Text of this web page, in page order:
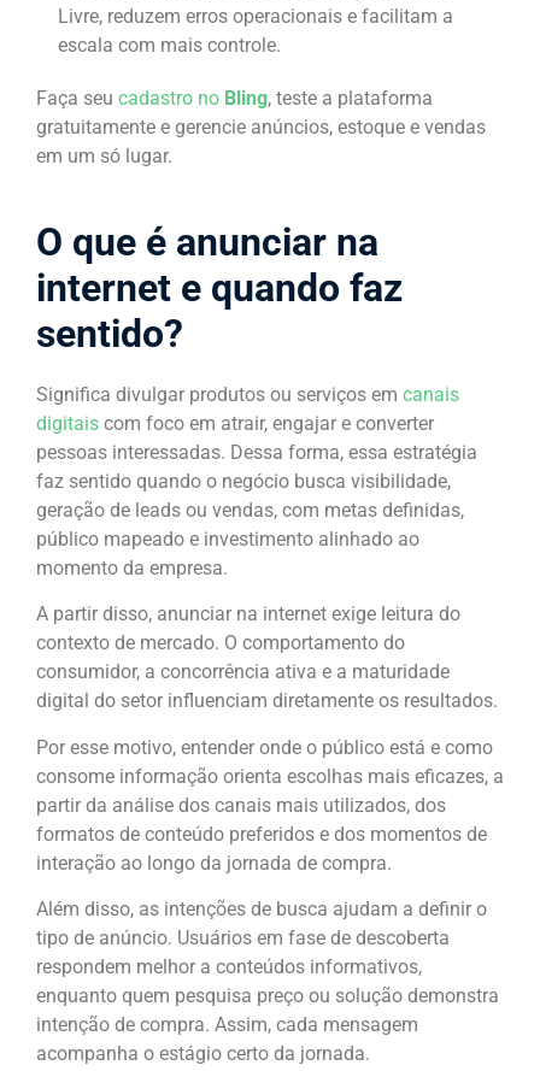
Livre, reduzem erros operacionais e facilitam a
escala com mais controle.
Faça seu cadastro no Bling, teste a plataforma
gratuitamente e gerencie anúncios, estoque e vendas
em um só lugar.
O que é anunciar na
internet e quando faz
sentido?
Significa divulgar produtos ou serviços em canais
digitais com foco em atrair, engajar e converter
pessoas interessadas. Dessa forma, essa estratégia
faz sentido quando o negócio busca visibilidade,
geração de leads ou vendas, com metas definidas,
público mapeado e investimento alinhado ao
momento da empresa.
A partir disso, anunciar na internet exige leitura do
contexto de mercado. O comportamento do
consumidor, a concorrência ativa e a maturidade
digital do setor influenciam diretamente os resultados.
Por esse motivo, entender onde o público está e como
consome informação orienta escolhas mais eficazes, a
partir da análise dos canais mais utilizados, dos
formatos de conteúdo preferidos e dos momentos de
interação ao longo da jornada de compra.
Além disso, as intenções de busca ajudam a definir o
tipo de anúncio. Usuários em fase de descoberta
respondem melhor a conteúdos informativos,
enquanto quem pesquisa preço ou solução demonstra
intenção de compra. Assim, cada mensagem
acompanha o estágio certo da jornada.